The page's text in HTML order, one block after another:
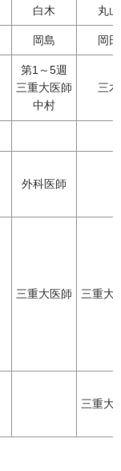
白木 丸山
岡島 岡田
第1～5週
三重大医師
中村
三木
外科医師
三重大医師 三重大
三重大